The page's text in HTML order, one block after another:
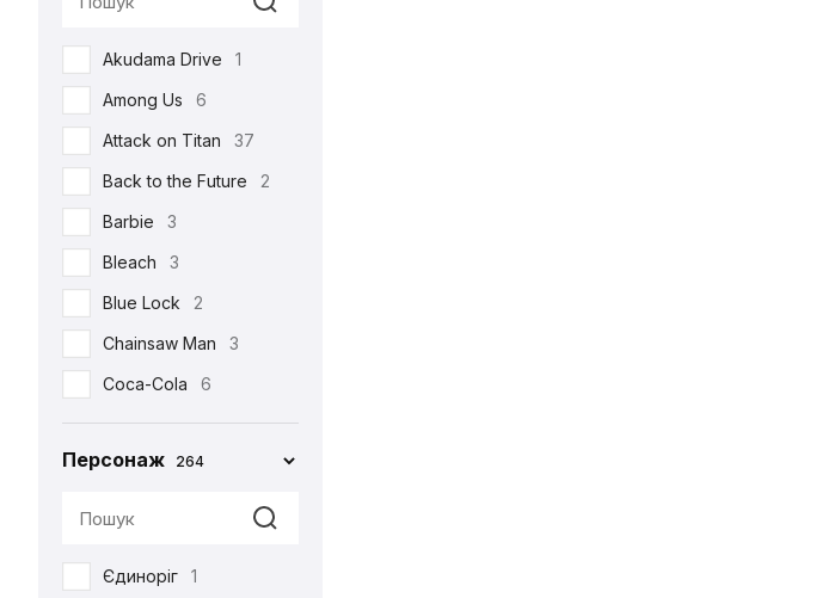
Романтична
22
Серіали
105
Спорт
4
Фільми
213
Шоу
3
•••
159
Akudama Drive
1
Among Us
6
Attack on Titan
37
Back to the Future
2
Barbie
3
Bleach
3
Blue Lock
2
Chainsaw Man
3
Coca-Cola
6
Corpse Bride
1
Cuphead
2
4
Death Note
Персонаж 264
Єдиноріг
1